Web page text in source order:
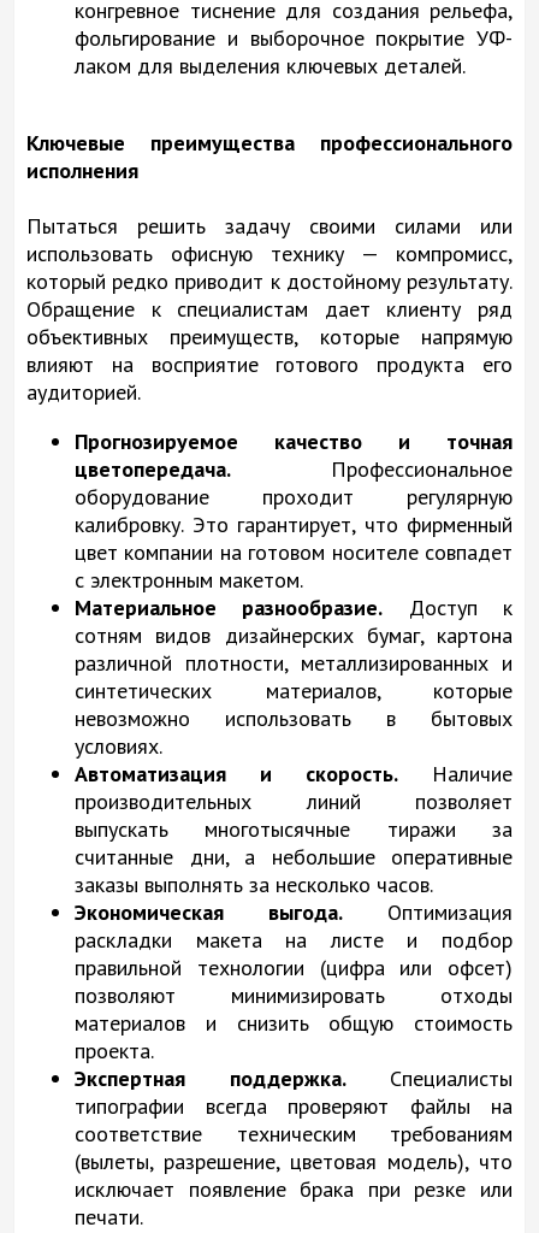
конгревное тиснение для создания рельефа,
фольгирование и выборочное покрытие УФ-
лаком для выделения ключевых деталей.
Ключевые преимущества профессионального
исполнения
Пытаться решить задачу своими силами или
использовать офисную технику — компромисс,
который редко приводит к достойному результату.
Обращение к специалистам дает клиенту ряд
объективных преимуществ, которые напрямую
влияют на восприятие готового продукта его
аудиторией.
Прогнозируемое качество и точная
цветопередача. Профессиональное
оборудование проходит регулярную
калибровку. Это гарантирует, что фирменный
цвет компании на готовом носителе совпадет
с электронным макетом.
Материальное разнообразие. Доступ к
сотням видов дизайнерских бумаг, картона
различной плотности, металлизированных и
синтетических материалов, которые
невозможно использовать в бытовых
условиях.
Автоматизация и скорость. Наличие
производительных линий позволяет
выпускать многотысячные тиражи за
считанные дни, а небольшие оперативные
заказы выполнять за несколько часов.
Экономическая выгода. Оптимизация
раскладки макета на листе и подбор
правильной технологии (цифра или офсет)
позволяют минимизировать отходы
материалов и снизить общую стоимость
проекта.
Экспертная поддержка.Специалисты
типографии всегда проверяют файлы на
соответствие техническим требованиям
(вылеты, разрешение, цветовая модель), что
исключает появление брака при резке или
печати.